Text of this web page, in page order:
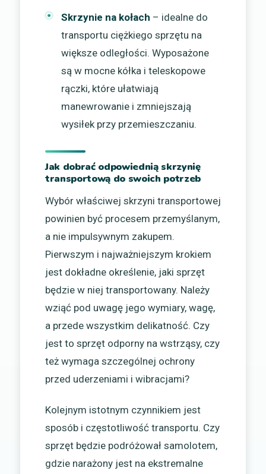
Skrzynie na kołach – idealne do
transportu ciężkiego sprzętu na
większe odległości. Wyposażone
są w mocne kółka i teleskopowe
rączki, które ułatwiają
manewrowanie i zmniejszają
wysiłek przy przemieszczaniu.
Jak dobrać odpowiednią skrzynię
transportową do swoich potrzeb
Wybór właściwej skrzyni transportowej
powinien być procesem przemyślanym,
a nie impulsywnym zakupem.
Pierwszym i najważniejszym krokiem
jest dokładne określenie, jaki sprzęt
będzie w niej transportowany. Należy
wziąć pod uwagę jego wymiary, wagę,
a przede wszystkim delikatność. Czy
jest to sprzęt odporny na wstrząsy, czy
też wymaga szczególnej ochrony
przed uderzeniami i wibracjami?
Kolejnym istotnym czynnikiem jest
sposób i częstotliwość transportu. Czy
sprzęt będzie podróżował samolotem,
gdzie narażony jest na ekstremalne